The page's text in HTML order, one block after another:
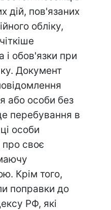
дій, пов'язаних
обліку,
і обов'язки при
Документ
або особи без
перебування в
особи
своє
Крім того,
поправки до
РФ, які